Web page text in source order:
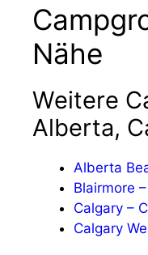
Nähe
Weitere
Alberta,
Alberta
Blairmore
Calgary –
Calgary